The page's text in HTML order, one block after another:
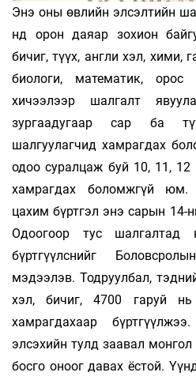
Энэ оны өвлийн элсэлтийн
нд орон даяар зохион
бичиг, түүх, англи хэл, хими,
биологи, математик,
хичээлээр шалгалт
зургаадугаар сар ба
шалгуулагчид хамрагдах
одоо суралцаж буй 10, 11, 12
хамрагдах боломжгүй юм.
цахим бүртгэл энэ сарын 14-
Одоогоор тус шалгалтад
бүртгүүлснийг
мэдээлэв. Тодруулбал,
хэл, бичиг, 4700 гаруй нь
хамрагдахаар
элсэхийн тулд заавал
босго оноог давах ёстой.